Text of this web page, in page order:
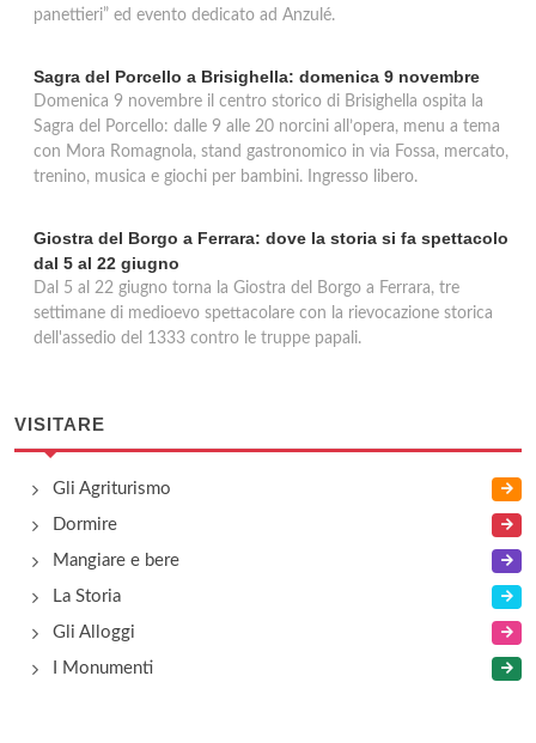
panettieri” ed evento dedicato ad Anzulé.
Sagra del Porcello a Brisighella: domenica 9 novembre
Domenica 9 novembre il centro storico di Brisighella ospita la
Sagra del Porcello: dalle 9 alle 20 norcini all’opera, menu a tema
con Mora Romagnola, stand gastronomico in via Fossa, mercato,
trenino, musica e giochi per bambini. Ingresso libero.
Giostra del Borgo a Ferrara: dove la storia si fa spettacolo
dal 5 al 22 giugno
Dal 5 al 22 giugno torna la Giostra del Borgo a Ferrara, tre
settimane di medioevo spettacolare con la rievocazione storica
dell'assedio del 1333 contro le truppe papali.
VISITARE
Gli Agriturismo
Dormire
Mangiare e bere
La Storia
Gli Alloggi
I Monumenti